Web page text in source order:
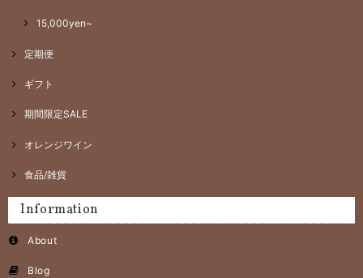
15,000yen~
定期便
ギフト
期間限定SALE
オレンジワイン
食品/雑貨
Information
About
Blog